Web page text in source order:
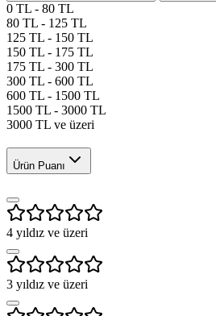
0 TL - 80 TL
80 TL - 125 TL
125 TL - 150 TL
150 TL - 175 TL
175 TL - 300 TL
300 TL - 600 TL
600 TL - 1500 TL
1500 TL - 3000 TL
3000 TL ve üzeri
Ürün Puanı
4 yıldız ve üzeri
3 yıldız ve üzeri